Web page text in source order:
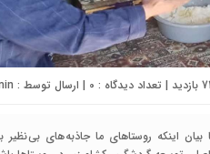
0 | ارسال توسط :
اینکه روستاهای ما جاذبه های بی نظیر